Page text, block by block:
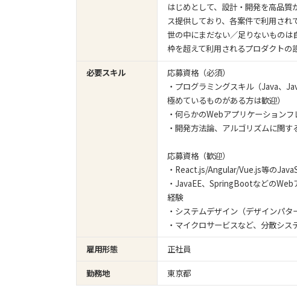
はじめとして、設計・開発を高品
ス提供しており、各案件で利用され
世の中にまだない／足りないもの
枠を超えて利用されるプロダクトの
必要スキル
応募資格（必須）
・プログラミングスキル（Java、
極めているものがある方は歓迎）
・何らかのWebアプリケーション
・開発方法論、アルゴリズムに関す
応募資格（歓迎）
・React.js/Angular/Vue.js等の
・JavaEE、SpringBootなどのWeb
経験
・システムデザイン（デザインパタ
・マイクロサービスなど、分散シ
雇用形態
正社員
勤務地
東京都